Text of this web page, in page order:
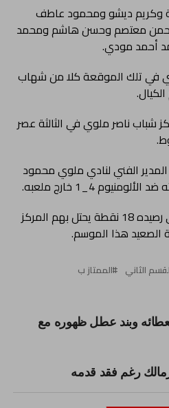
وكريم ديشو ومحمود عاطف
معتصم وحسن هاشم ومحمد
أحمد مودي.
في تلك الموقعة كلا من شهاب
شباب ناصر ملوي في الثالثة عصر
المدير الفني لنادي ملوي محمود
4_1 خارج ملعبه.
يذكر أن نادي ملوي يملك في رصيده 18 نقطة يحتل بهم المركز
الصعيد هذا الموسم.
الثاني الممتاز ب
وبند عطل ظهوره مع
رغم فقد قدمه